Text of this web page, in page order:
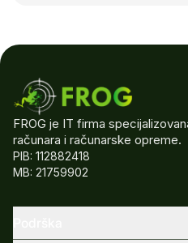
FROG je IT firma
računara i računarske opreme.
PIB: 112882418
MB: 21759902